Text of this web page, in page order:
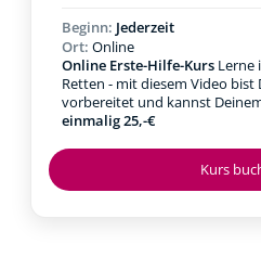
Kurs
Beginn: Jederzeit
Ort: Online
Online Erste-Hilfe-Kurs Lerne
Retten - mit diesem Video bist
vorbereitet und kannst
einmalig 25,-€